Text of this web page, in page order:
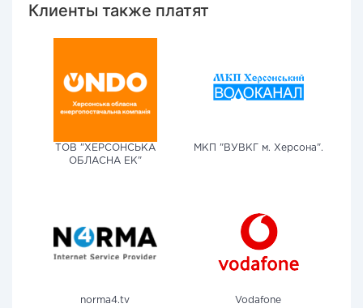
Клиенты также платят
ТОВ "ХЕРСОНСЬКА
ОБЛАСНА ЕК"
МКП "ВУВКГ м. Херсона".
norma4.tv Vodafone